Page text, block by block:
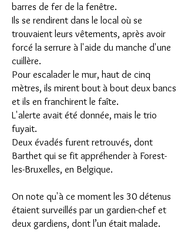
barres de fer de la fenêtre.
Ils se rendirent dans le local où se
trouvaient leurs vêtements, après avoir
forcé la serrure à l'aide du manche d'une
cuillère.
Pour escalader le mur, haut de cinq
mètres, ils mirent bout à bout deux bancs
et ils en franchirent le faîte.
L'alerte avait été donnée, mais le trio
fuyait.
Deux évadés furent retrouvés, dont
Barthet qui se fit appréhender à Forest-
les-Bruxelles, en Belgique.
On note qu'à ce moment les 30 détenus
étaient surveillés par un gardien-chef et
deux gardiens, dont l’un était malade.